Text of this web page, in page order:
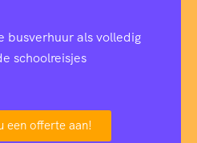
busverhuur als volledig
schoolreisjes
een offerte aan!